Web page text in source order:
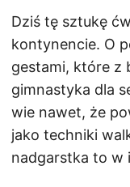
Dziś tę sztukę
kontynencie. O
gestami, które z
gimnastyka dla
wie nawet, że
jako techniki
nadgarstka to w